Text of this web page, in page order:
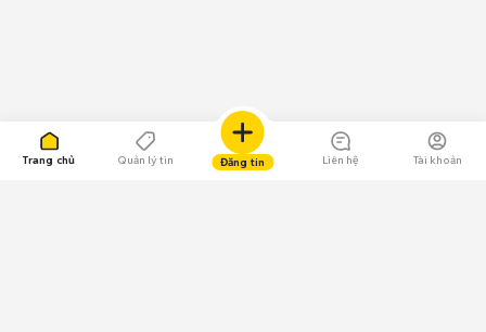
Trang chủ Quản lý tin Đăng tin Liên hệ Tài khoản